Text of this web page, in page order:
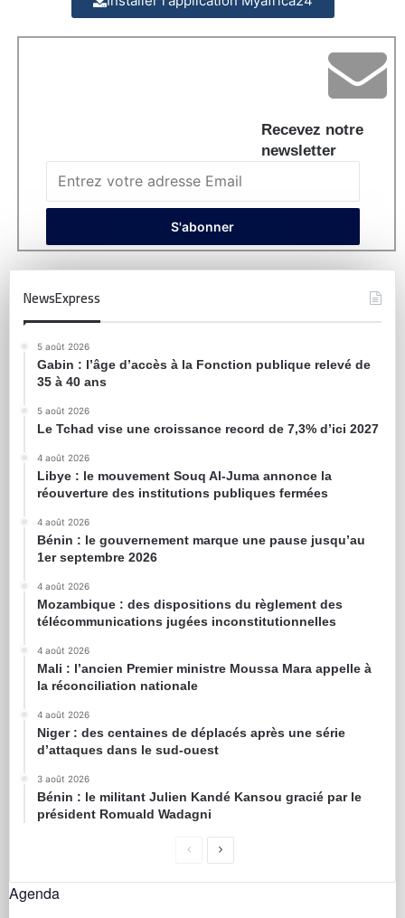
Recevez notre
newsletter
NewsExpress
5 août 2026
Gabin : l’âge d’accès à la Fonction publique relevé de
35 à 40 ans
5 août 2026
Le Tchad vise une croissance record de 7,3% d’ici 2027
4 août 2026
Libye : le mouvement Souq Al-Juma annonce la
réouverture des institutions publiques fermées
4 août 2026
Bénin : le gouvernement marque une pause jusqu’au
1er septembre 2026
4 août 2026
Mozambique : des dispositions du règlement des
télécommunications jugées inconstitutionnelles
4 août 2026
Mali : l’ancien Premier ministre Moussa Mara appelle à
la réconciliation nationale
4 août 2026
Niger : des centaines de déplacés après une série
d’attaques dans le sud-ouest
3 août 2026
Bénin : le militant Julien Kandé Kansou gracié par le
président Romuald Wadagni
Agenda